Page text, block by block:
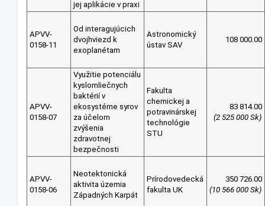
jej aplikácie v praxi
APVV-
0158-11
Od interagujúcich
dvojhviezd k
exoplanétam
Astronomický
ústav SAV
108 000.00
APVV-
0158-07
Využitie potenciálu
kyslomliečnych
baktérií v
ekosystéme syrov
za účelom
zvýšenia
zdravotnej
bezpečnosti
Fakulta
chemickej a
potravinárskej
technológie
STU
83 814.00
(2 525 000 Sk)
APVV-
0158-06
Neotektonická
aktivita územia
Západných Karpát
Prírodovedecká
fakulta UK
350 726.00
(10 566 000 Sk)